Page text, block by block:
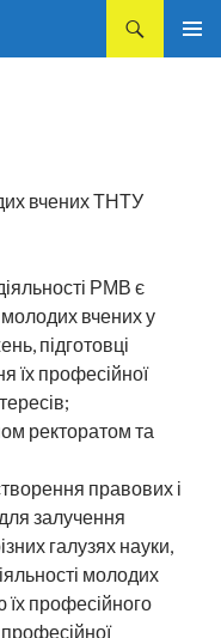
вчених ТНТУ
РМВ є
молодих вчених у
підготовці
їх професійної
ректоратом та
правових і
залучення
галузях науки,
молодих
професійного
професійної